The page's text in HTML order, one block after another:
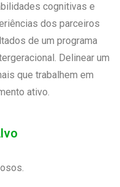
cognitivas e
dos parceiros
de um programa
Delinear um
que trabalhem em
ativo.